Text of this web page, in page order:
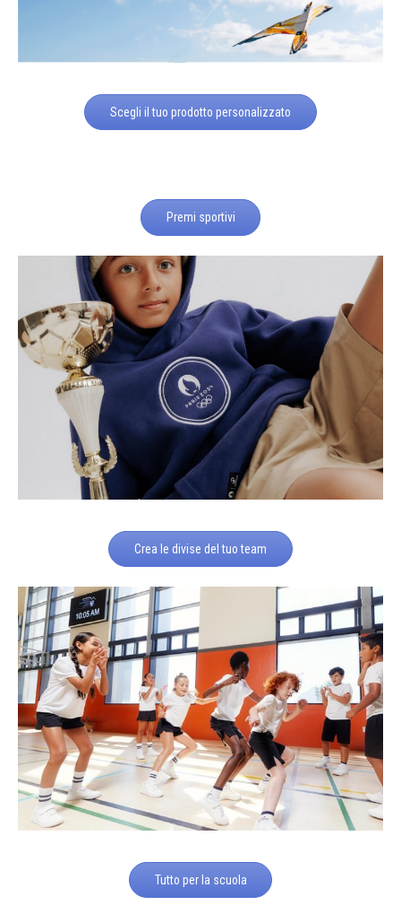
Scegli il tuo prodotto personalizzato
Premi sportivi
Crea le divise del tuo team
Tutto per la scuola